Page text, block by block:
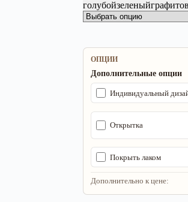
голубойзеленый
ОПЦИИ
Дополнительные опции
Индивидуальный
Открытка
Покрыть лаком
Дополнительно к цене: